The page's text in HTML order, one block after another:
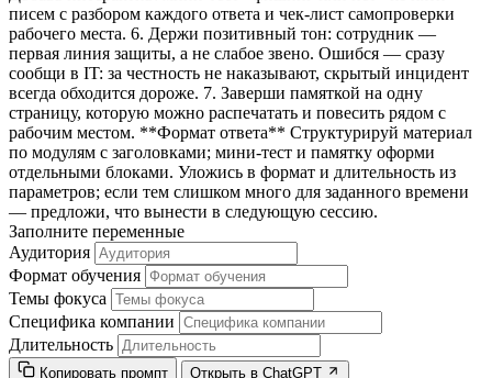
писем с разбором каждого ответа и чек-лист самопроверки
рабочего места. 6. Держи позитивный тон: сотрудник —
первая линия защиты, а не слабое звено. Ошибся — сразу
сообщи в IT: за честность не наказывают, скрытый инцидент
всегда обходится дороже. 7. Заверши памяткой на одну
страницу, которую можно распечатать и повесить рядом с
рабочим местом. **Формат ответа** Структурируй материал
по модулям с заголовками; мини-тест и памятку оформи
отдельными блоками. Уложись в формат и длительность из
параметров; если тем слишком много для заданного времени
— предложи, что вынести в следующую сессию.
Заполните переменные
Аудитория
Формат обучения
Темы фокуса
Специфика компании
Длительность
Копировать промпт
Открыть в ChatGPT